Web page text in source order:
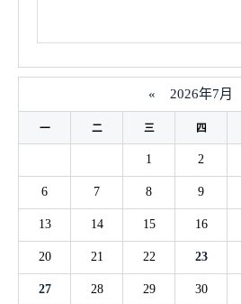
« 2026年7月
一 二 三 四
1 2
6 7 8 9
13 14 15 16
20 21 22 23
27 28 29 30